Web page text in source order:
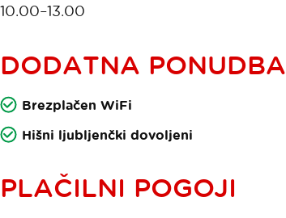
10.00–13.00
DODATNA PONUDBA
Brezplačen WiFi
Hišni ljubljenčki dovoljeni
PLAČILNI POGOJI